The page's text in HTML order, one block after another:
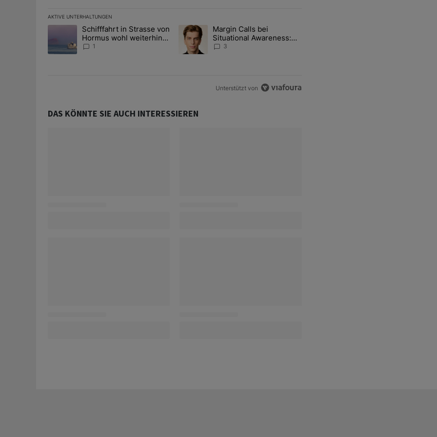
AKTIVE UNTERHALTUNGEN
Das Folgende ist eine Liste der am meisten kommentierten Artikel der letzten 7 days.
Ein Trendartikel mit dem Titel "Schifffahrt in Strasse von Hormus wohl weiterhin massiv gestört" mit 1 kommentar.
Schifffahrt in Strasse von
Hormus wohl weiterhin
massiv gestört
1
Ein Trendartikel mit dem Titel "Margin Calls bei Situational Awareness: Alles
Margin Calls bei
Situational Awareness:
Alles über den Retter-
3
Unterstützt von
DAS KÖNNTE SIE AUCH INTERESSIEREN